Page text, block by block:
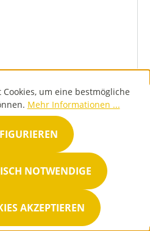
um eine bestmögliche
Mehr Informationen ...
NOTWENDIGE
AKZEPTIEREN